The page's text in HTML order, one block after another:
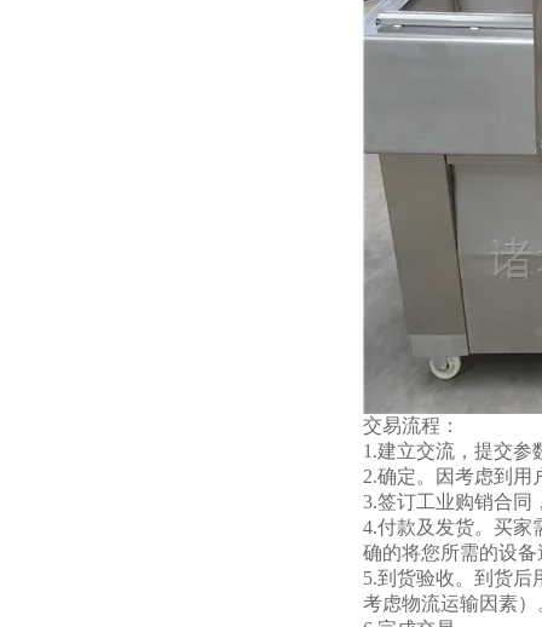
交易流程：
1.建立交流，提交参
2.确定。因考虑到用
3.签订工业购销合同
4.付款及发货。买家
确的将您所需的设
5.到货验收。到货后
考虑物流运输因素